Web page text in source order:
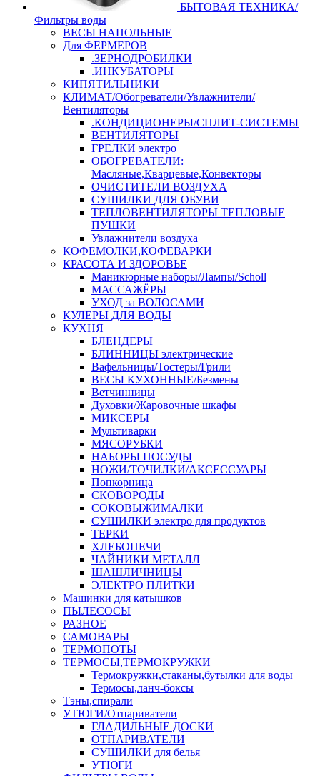
БЫТОВАЯ ТЕХНИКА/
Фильтры воды
ВЕСЫ НАПОЛЬНЫЕ
Для ФЕРМЕРОВ
.ЗЕРНОДРОБИЛКИ
.ИНКУБАТОРЫ
КИПЯТИЛЬНИКИ
КЛИМАТ/Обогреватели/Увлажнители/
Вентиляторы
.КОНДИЦИОНЕРЫ/СПЛИТ-СИСТЕМЫ
ВЕНТИЛЯТОРЫ
ГРЕЛКИ электро
ОБОГРЕВАТЕЛИ:
Масляные,Кварцевые,Конвекторы
ОЧИСТИТЕЛИ ВОЗДУХА
СУШИЛКИ ДЛЯ ОБУВИ
ТЕПЛОВЕНТИЛЯТОРЫ ТЕПЛОВЫЕ
ПУШКИ
Увлажнители воздуха
КОФЕМОЛКИ,КОФЕВАРКИ
КРАСОТА И ЗДОРОВЬЕ
Маникюрные наборы/Лампы/Scholl
МАССАЖЁРЫ
УХОД за ВОЛОСАМИ
КУЛЕРЫ ДЛЯ ВОДЫ
КУХНЯ
БЛЕНДЕРЫ
БЛИННИЦЫ электрические
Вафельницы/Тостеры/Грили
ВЕСЫ КУХОННЫЕ/Безмены
Ветчинницы
Духовки/Жаровочные шкафы
МИКСЕРЫ
Мультиварки
МЯСОРУБКИ
НАБОРЫ ПОСУДЫ
НОЖИ/ТОЧИЛКИ/АКСЕССУАРЫ
Попкорница
СКОВОРОДЫ
СОКОВЫЖИМАЛКИ
СУШИЛКИ электро для продуктов
ТЕРКИ
ХЛЕБОПЕЧИ
ЧАЙНИКИ МЕТАЛЛ
ШАШЛИЧНИЦЫ
ЭЛЕКТРО ПЛИТКИ
Машинки для катышков
ПЫЛЕСОСЫ
РАЗНОЕ
САМОВАРЫ
ТЕРМОПОТЫ
ТЕРМОСЫ,ТЕРМОКРУЖКИ
Термокружки,стаканы,бутылки для воды
Термосы,ланч-боксы
Тэны,спирали
УТЮГИ/Отпариватели
ГЛАДИЛЬНЫЕ ДОСКИ
ОТПАРИВАТЕЛИ
СУШИЛКИ для белья
УТЮГИ